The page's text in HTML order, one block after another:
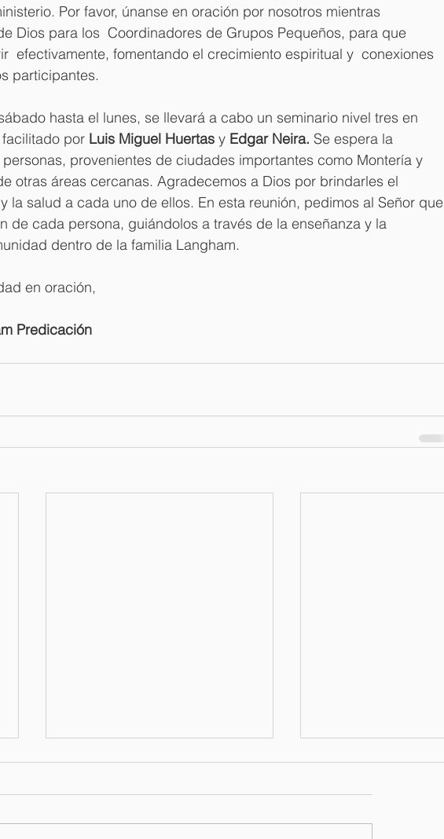
Por favor, únanse en oración por nosotros mientras
Dios para los  Coordinadores de Grupos Pequeños, para que
efectivamente, fomentando el crecimiento espiritual y  conexiones
participantes.
hasta el lunes, se llevará a cabo un seminario nivel tres en
por Luis Miguel Huertas y Edgar Neira. Se espera la
provenientes de ciudades importantes como Montería y
otras áreas cercanas. Agradecemos a Dios por brindarles el
la salud a cada uno de ellos. En esta reunión, pedimos al Señor que
de cada persona, guiándolos a través de la enseñanza y la
dentro de la familia Langham.
en oración,
Predicación